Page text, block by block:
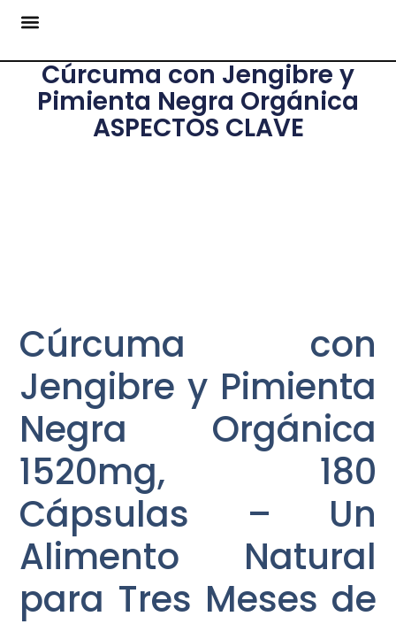
Cúrcuma con Jengibre y
Pimienta Negra Orgánica
ASPECTOS CLAVE
Cúrcuma con
Jengibre y Pimienta
Negra Orgánica
1520mg, 180
Cápsulas – Un
Alimento Natural
para Tres Meses de